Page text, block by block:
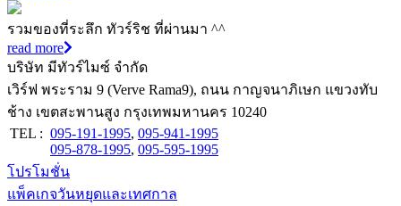
รวมของที่ระลึก ทัวร์ริช ที่ผ่านมา ^^
read more
บริษัท มีทัวร์ไมซ์ จำกัด
เวิร์ฟ พระราม 9 (Verve Rama9), ถนน กาญจนาภิเษก แขวงทับ
ช้าง เขตสะพานสูง กรุงเทพมหานคร 10240
TEL : 095-191-1995, 095-941-1995
095-878-1995, 095-595-1995
โปรโมชั่น
แพ็คเกจวันหยุดและเทศกาล